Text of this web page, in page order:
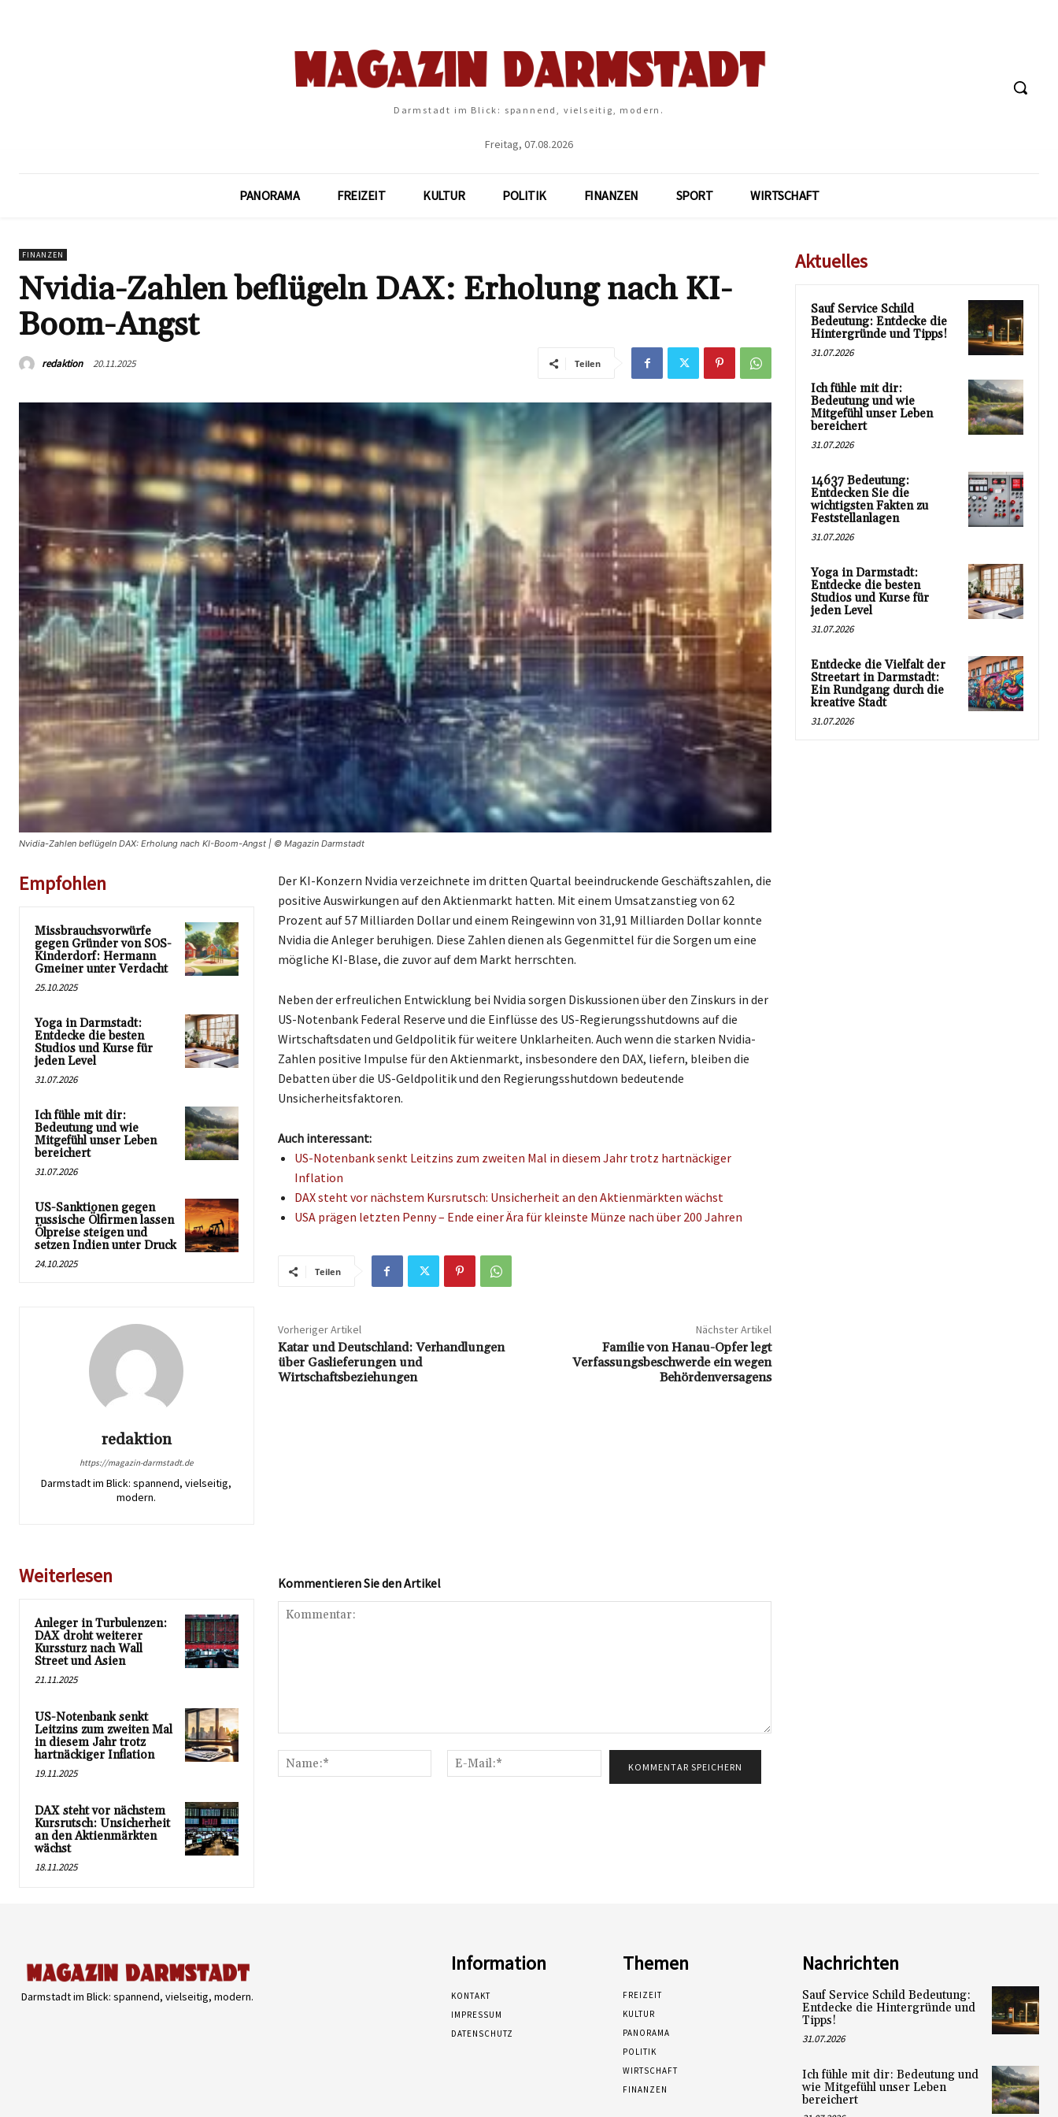
Darmstadt im Blick: spannend, vielseitig, modern.
Freitag, 07.08.2026
PANORAMA FREIZEIT KULTUR POLITIK FINANZEN SPORT WIRTSCHAFT
FINANZEN
Nvidia-Zahlen beflügeln DAX: Erholung nach KI-
Boom-Angst
redaktion 20.11.2025 Teilen
Nvidia-Zahlen beflügeln DAX: Erholung nach KI-Boom-Angst | © Magazin Darmstadt
Empfohlen
Missbrauchsvorwürfe
gegen Gründer von SOS-
Kinderdorf: Hermann
Gmeiner unter Verdacht
25.10.2025
Yoga in Darmstadt:
Entdecke die besten
Studios und Kurse für
jeden Level
31.07.2026
Ich fühle mit dir:
Bedeutung und wie
Mitgefühl unser Leben
bereichert
31.07.2026
US-Sanktionen gegen
russische Ölfirmen lassen
Ölpreise steigen und
setzen Indien unter Druck
24.10.2025
redaktion
https://magazin-darmstadt.de
Darmstadt im Blick: spannend, vielseitig,
modern.
Der KI-Konzern Nvidia verzeichnete im dritten Quartal beeindruckende Geschäftszahlen, die
positive Auswirkungen auf den Aktienmarkt hatten. Mit einem Umsatzanstieg von 62
Prozent auf 57 Milliarden Dollar und einem Reingewinn von 31,91 Milliarden Dollar konnte
Nvidia die Anleger beruhigen. Diese Zahlen dienen als Gegenmittel für die Sorgen um eine
mögliche KI-Blase, die zuvor auf dem Markt herrschten.
Neben der erfreulichen Entwicklung bei Nvidia sorgen Diskussionen über den Zinskurs in der
US-Notenbank Federal Reserve und die Einflüsse des US-Regierungsshutdowns auf die
Wirtschaftsdaten und Geldpolitik für weitere Unklarheiten. Auch wenn die starken Nvidia-
Zahlen positive Impulse für den Aktienmarkt, insbesondere den DAX, liefern, bleiben die
Debatten über die US-Geldpolitik und den Regierungsshutdown bedeutende
Unsicherheitsfaktoren.
Auch interessant:
US-Notenbank senkt Leitzins zum zweiten Mal in diesem Jahr trotz hartnäckiger
Inflation
DAX steht vor nächstem Kursrutsch: Unsicherheit an den Aktienmärkten wächst
USA prägen letzten Penny – Ende einer Ära für kleinste Münze nach über 200 Jahren
Teilen
Vorheriger Artikel
Katar und Deutschland: Verhandlungen
über Gaslieferungen und
Wirtschaftsbeziehungen
Nächster Artikel
Familie von Hanau-Opfer legt
Verfassungsbeschwerde ein wegen
Behördenversagens
Weiterlesen
Anleger in Turbulenzen:
DAX droht weiterer
Kurssturz nach Wall
Street und Asien
21.11.2025
US-Notenbank senkt
Leitzins zum zweiten Mal
in diesem Jahr trotz
hartnäckiger Inflation
19.11.2025
DAX steht vor nächstem
Kursrutsch: Unsicherheit
an den Aktienmärkten
wächst
18.11.2025
Kommentieren Sie den Artikel
Name:*
Mail:*
Aktuelles
Sauf Service Schild
Bedeutung: Entdecke die
Hintergründe und Tipps!
31.07.2026
Ich fühle mit dir:
Bedeutung und wie
Mitgefühl unser Leben
bereichert
31.07.2026
14637 Bedeutung:
Entdecken Sie die
wichtigsten Fakten zu
Feststellanlagen
31.07.2026
Yoga in Darmstadt:
Entdecke die besten
Studios und Kurse für
jeden Level
31.07.2026
Entdecke die Vielfalt der
Streetart in Darmstadt:
Ein Rundgang durch die
kreative Stadt
31.07.2026
Darmstadt im Blick: spannend, vielseitig, modern.
Information
KONTAKT
IMPRESSUM
DATENSCHUTZ
Themen
FREIZEIT
KULTUR
PANORAMA
POLITIK
WIRTSCHAFT
FINANZEN
Nachrichten
Sauf Service Schild Bedeutung:
Entdecke die Hintergründe und
Tipps!
31.07.2026
Ich fühle mit dir: Bedeutung und
wie Mitgefühl unser Leben
bereichert